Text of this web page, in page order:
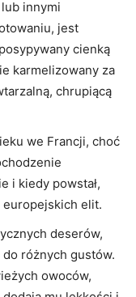
innymi
jest
cienką
karmelizowany za
chrupiącą
we Francji, choć
i kiedy powstał,
europejskich elit.
deserów,
różnych gustów.
owoców,